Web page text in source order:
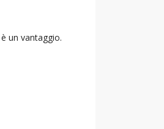
un vantaggio.